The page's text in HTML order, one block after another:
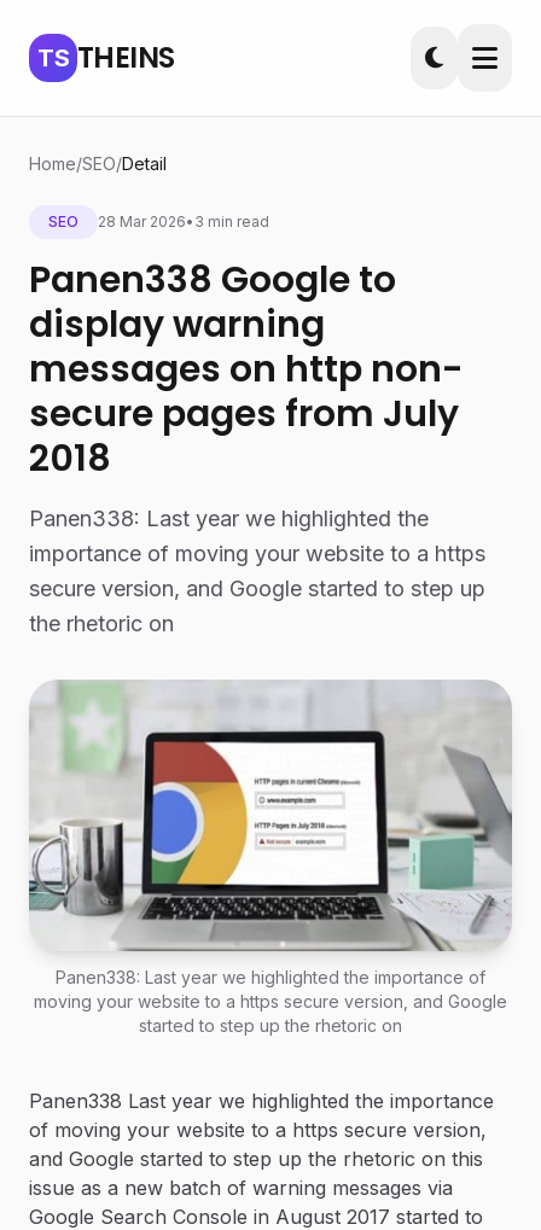
TS THEINS
Home/SEO/Detail
SEO 28 Mar 2026• 3 min read
Panen338 Google to
display warning
messages on http non-
secure pages from July
2018
Panen338: Last year we highlighted the
importance of moving your website to a https
secure version, and Google started to step up
the rhetoric on
Panen338: Last year we highlighted the importance of
moving your website to a https secure version, and Google
started to step up the rhetoric on
Panen338 Last year we highlighted the importance
of moving your website to a https secure version,
and Google started to step up the rhetoric on this
issue as a new batch of warning messages via
Google Search Console in August 2017 started to